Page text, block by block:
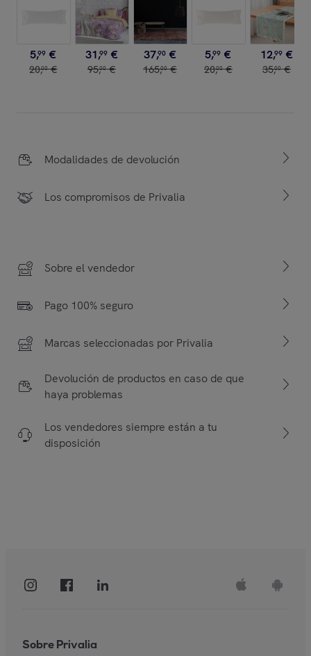
5,99 €
20,00 €
31,99 €
95,00 €
37,90 €
165,00 €
5,99 €
20,00 €
12,99 €
35,00 €
Modalidades de devolución
Los compromisos de Privalia
Sobre el vendedor
Pago 100% seguro
Marcas seleccionadas por Privalia
Devolución de productos en caso de que
haya problemas
Los vendedores siempre están a tu
disposición
Sobre Privalia